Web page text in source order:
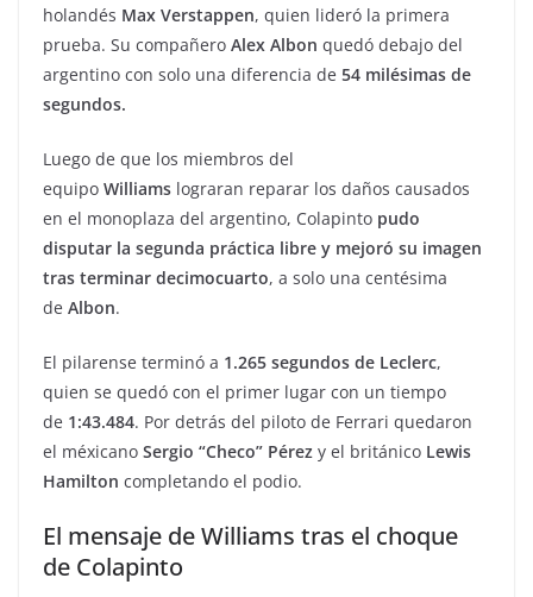
holandés Max Verstappen, quien lideró la primera
prueba. Su compañero Alex Albon quedó debajo del
argentino con solo una diferencia de 54 milésimas de
segundos.
Luego de que los miembros del
equipo Williams lograran reparar los daños causados
en el monoplaza del argentino, Colapinto pudo
disputar la segunda práctica libre y mejoró su imagen
tras terminar decimocuarto, a solo una centésima
de Albon.
El pilarense terminó a 1.265 segundos de Leclerc,
quien se quedó con el primer lugar con un tiempo
de 1:43.484. Por detrás del piloto de Ferrari quedaron
el méxicano Sergio “Checo” Pérez y el británico Lewis
Hamilton completando el podio.
El mensaje de Williams tras el choque
de Colapinto